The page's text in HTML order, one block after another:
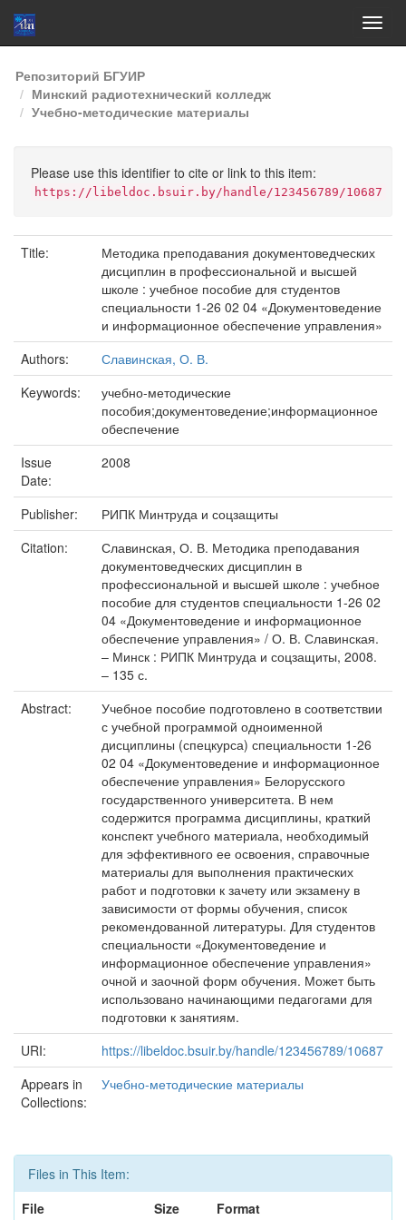
Skip
navigation
Репозиторий БГУИР
Минский радиотехнический колледж
Учебно-методические материалы
Please use this identifier to cite or link to this item:
https://libeldoc.bsuir.by/handle/123456789/10687
Title:
Методика преподавания документоведческих
дисциплин в профессиональной и высшей
школе : учебное пособие для студентов
специальности 1-26 02 04 «Документоведение
и информационное обеспечение управления»
Authors:
Славинская, О. В.
Keywords:
учебно-методические
пособия;документоведение;информационное
обеспечение
Issue
Date:
2008
Publisher:
РИПК Минтруда и соцзащиты
Citation:
Славинская, О. В. Методика преподавания
документоведческих дисциплин в
профессиональной и высшей школе : учебное
пособие для студентов специальности 1-26 02
04 «Документоведение и информационное
обеспечение управления» / О. В. Славинская.
– Минск : РИПК Минтруда и соцзащиты, 2008.
– 135 с.
Abstract:
Учебное пособие подготовлено в соответствии
с учебной программой одноименной
дисциплины (спецкурса) специальности 1-26
02 04 «Документоведение и информационное
обеспечение управления» Белорусского
государственного университета. В нем
содержится программа дисциплины, краткий
конспект учебного материала, необходимый
для эффективного ее освоения, справочные
материалы для выполнения практических
работ и подготовки к зачету или экзамену в
зависимости от формы обучения, список
рекомендованной литературы. Для студентов
специальности «Документоведение и
информационное обеспечение управления»
очной и заочной форм обучения. Может быть
использовано начинающими педагогами для
подготовки к занятиям.
URI:
https://libeldoc.bsuir.by/handle/123456789/10687
Appears in
Collections:
Учебно-методические материалы
Files in This Item:
File
Size Format